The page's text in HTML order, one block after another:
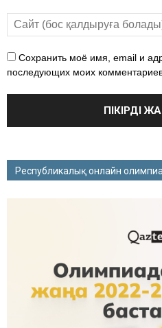
Сохранить моё имя, email и
последующих моих
Республикалық онлайн